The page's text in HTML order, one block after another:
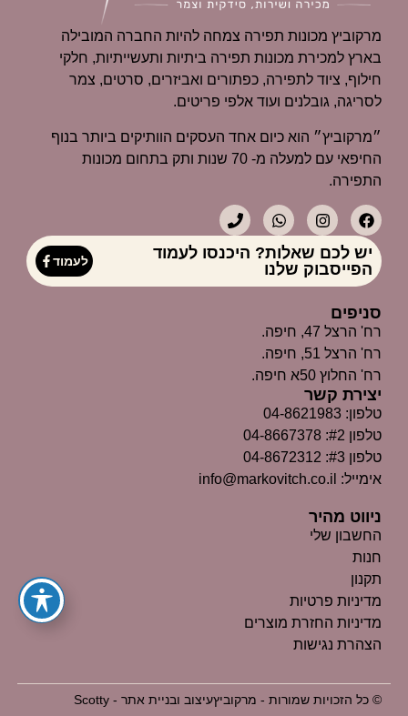
מרקוביץ מכונות תפירה צמחה להיות החברה המובילה
בארץ למכירת מכונות תפירה ביתיות ותעשייתיות, חלקי
חילוף, ציוד לתפירה, כפתורים ואביזרים, סרטים, צמר
לסריגה, גובלנים ועוד אלפי פריטים.
״מרקוביץ״ הוא כיום אחד העסקים הוותיקים ביותר בנוף
החיפאי עם למעלה מ- 70 שנות ותק בתחום מכונות
התפירה.
יש לכם שאלות? היכנסו לעמוד
הפייסבוק שלנו
לעמוד
ניווט מהיר
החשבון שלי
חנות
תקנון
מדיניות פרטיות
מדיניות החזרת מוצרים
הצהרת נגישות
סניפים
רח' הרצל 47, חיפה.
רח' הרצל 51, חיפה.
רח' החלוץ 50א חיפה.
יצירת קשר
טלפון: 04-8621983
טלפון #2: 04-8667378
טלפון #3: 04-8672312
אימייל: info@markovitch.co.il
© כל הזכויות שמורות - מרקוביץעיצוב ובניית אתר - Scotty